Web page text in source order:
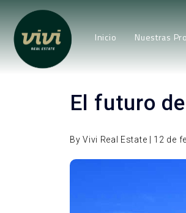
Inicio Nuestras
El futuro
By Vivi Real Estate | 12 de